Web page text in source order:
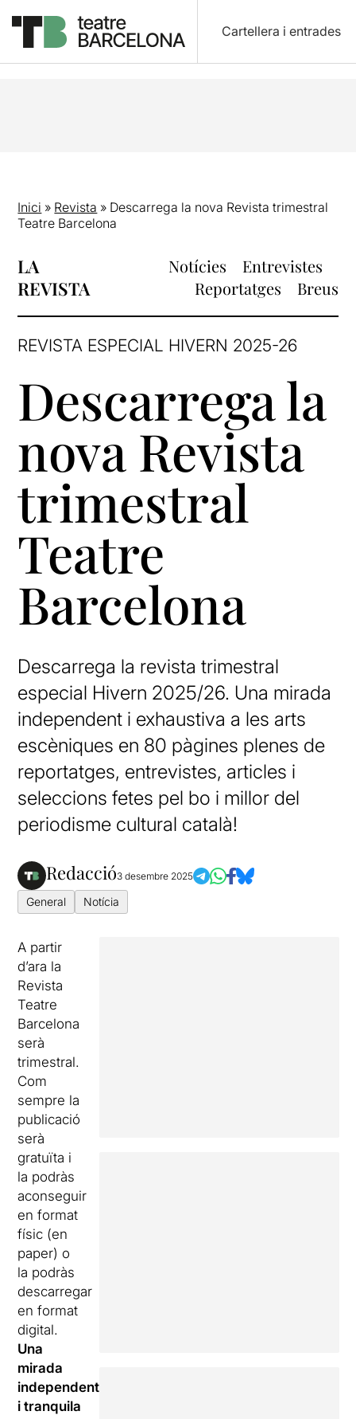
Cartellera i entrades
Inici » Revista » Descarrega la nova Revista trimestral
Teatre Barcelona
LA
REVISTA
Notícies
Entrevistes
Reportatges
Breus
REVISTA ESPECIAL HIVERN 2025-26
Descarrega la
nova Revista
trimestral
Teatre
Barcelona
Descarrega la revista trimestral
especial Hivern 2025/26. Una mirada
independent i exhaustiva a les arts
escèniques en 80 pàgines plenes de
reportatges, entrevistes, articles i
seleccions fetes pel bo i millor del
periodisme cultural català!
Redacció3 desembre 2025
General Notícia
A partir
d’ara la
Revista
Teatre
Barcelona
serà
trimestral.
Com
sempre la
publicació
serà
gratuïta i
la podràs
aconseguir
en format
físic (en
paper) o
la podràs
descarregar
en format
digital.
Una
mirada
independent
i tranquila